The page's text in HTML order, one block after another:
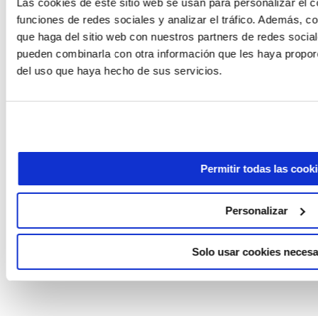
Las cookies de este sitio web se usan para personalizar el
funciones de redes sociales y analizar el tráfico. Además,
que haga del sitio web con nuestros partners de redes
pueden combinarla con otra información que les haya
del uso que haya hecho de sus servicios.
Permitir todas las
Personalizar
Solo usar cookies